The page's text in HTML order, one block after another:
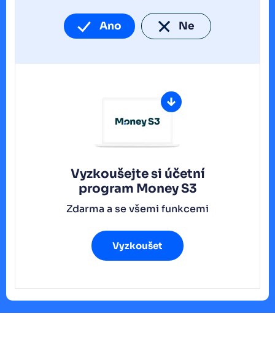
Ano Ne
Vyzkoušejte si účetní
program Money S3
Zdarma a se všemi funkcemi
Vyzkoušet